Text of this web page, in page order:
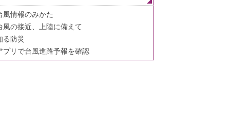
風情報のみかた
風の接近、上陸に備えて
る防災
プリで台風進路予報を確認